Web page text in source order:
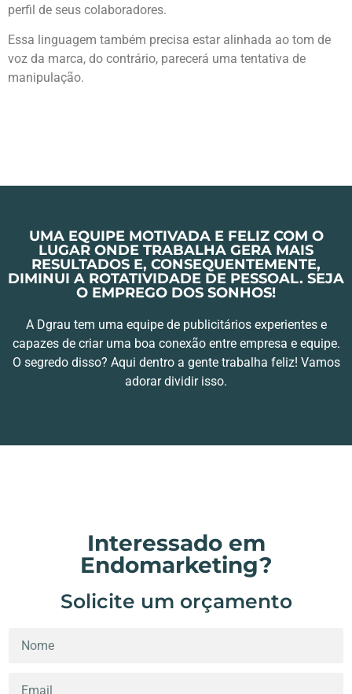
perfil de seus colaboradores.
Essa linguagem também precisa estar alinhada ao tom de
voz da marca, do contrário, parecerá uma tentativa de
manipulação.
UMA EQUIPE MOTIVADA E FELIZ COM O
LUGAR ONDE TRABALHA GERA MAIS
RESULTADOS E, CONSEQUENTEMENTE,
DIMINUI A ROTATIVIDADE DE PESSOAL. SEJA
O EMPREGO DOS SONHOS!
A Dgrau tem uma equipe de publicitários experientes e
capazes de criar uma boa conexão entre empresa e equipe.
O segredo disso? Aqui dentro a gente trabalha feliz! Vamos
adorar dividir isso.
Interessado em
Endomarketing?
Solicite um orçamento